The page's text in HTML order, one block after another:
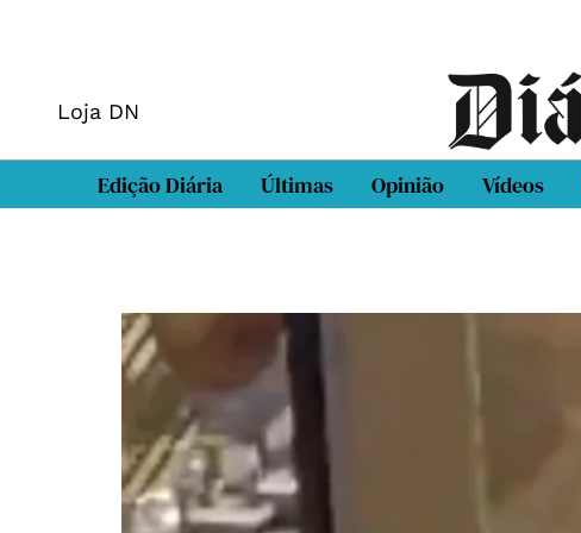
Loja DN
Edição Diária Últimas Opinião Vídeos